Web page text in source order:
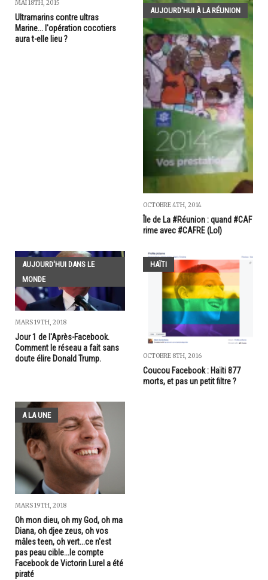
MAI 18TH, 2015
Ultramarins contre ultras
Marine... l'opération cocotiers
aura t-elle lieu ?
AUJOURD'HUI À LA RÉUNION
OCTOBRE 4TH, 2014
Île de La #Réunion : quand #CAF
rime avec #CAFRE (Lol)
AUJOURD'HUI DANS LE
MONDE
MARS 19TH, 2018
Jour 1 de l'Après-Facebook.
Comment le réseau a fait sans
doute élire Donald Trump.
HAÏTI
OCTOBRE 8TH, 2016
Coucou Facebook : Haïti 877
morts, et pas un petit filtre ?
A LA UNE
MARS 19TH, 2018
Oh mon dieu, oh my God, oh ma
Diana, oh djee zeus, oh vos
mâles teen, oh vert...ce n'est
pas peau cible...le compte
Facebook de Victorin Lurel a été
piraté